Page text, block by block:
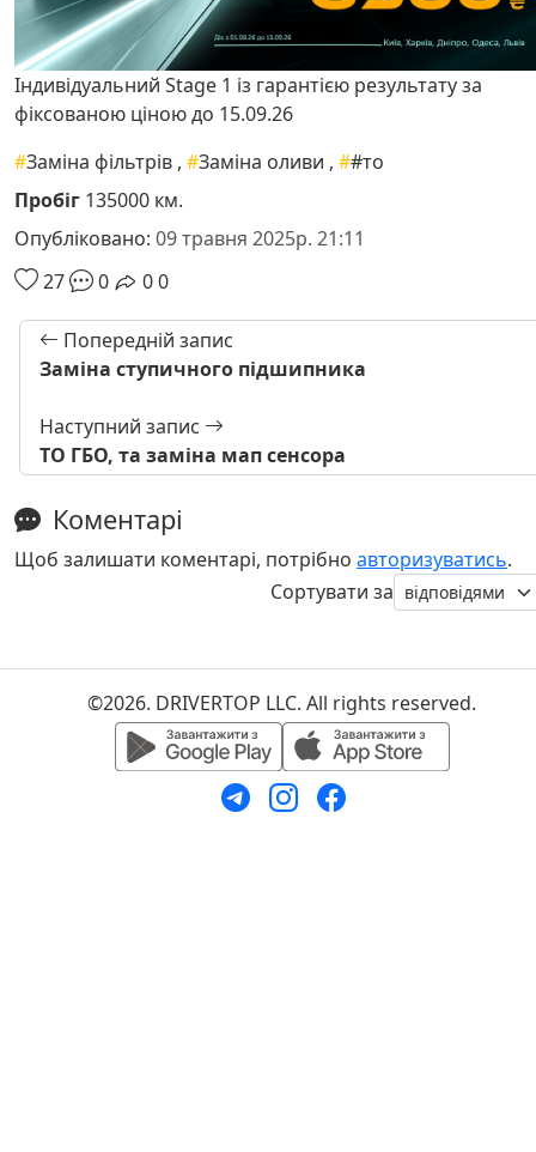
Індивідуальний Stage 1 із гарантією результату за
фіксованою ціною до 15.09.26
#Заміна фільтрів , #Заміна оливи , ##то
Пробіг 135000 км.
Опубліковано: 09 травня 2025р. 21:11
27
0 00
Попередній запис
Заміна ступичного підшипника
Наступний запис
ТО ГБО, та заміна мап сенсора
Коментарі
Щоб залишати коментарі, потрібно авторизуватись.
Сортувати за
©2026. DRIVERTOP LLC. All rights reserved.